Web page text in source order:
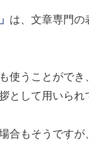
は、文章専門の
使うことができ
として用いられ
合もそうです